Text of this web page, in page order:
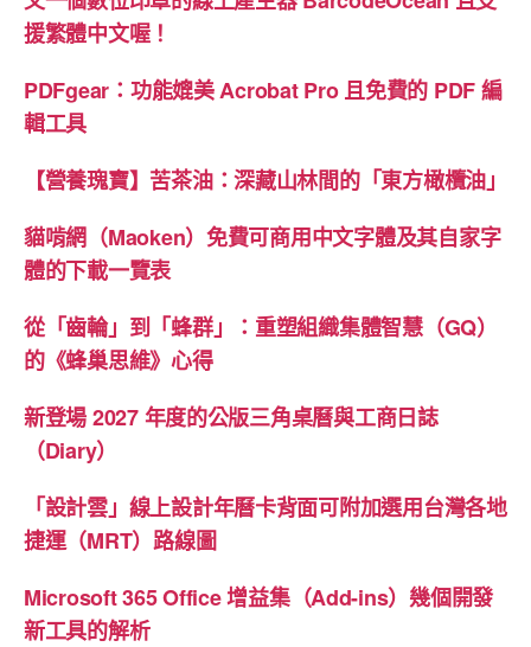
力》
援繁體中文喔！
PDFgear：功能媲美 Acrobat Pro 且免費的 PDF 編
輯工具
【營養瑰寶】苦茶油：深藏山林間的「東方橄欖油」
貓啃網（Maoken）免費可商用中文字體及其自家字
體的下載一覽表
從「齒輪」到「蜂群」：重塑組織集體智慧（GQ）
的《蜂巢思維》心得
新登場 2027 年度的公版三角桌曆與工商日誌
（Diary）
「設計雲」線上設計年曆卡背面可附加選用台灣各地
捷運（MRT）路線圖
Microsoft 365 Office 增益集（Add-ins）幾個開發
新工具的解析